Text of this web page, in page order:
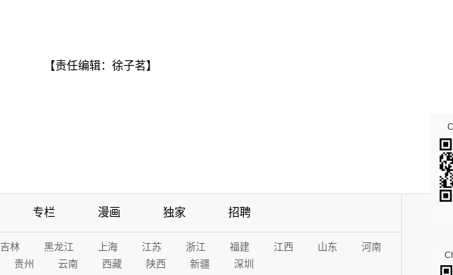
【责任编辑：徐子茗】
专栏 漫画 独家 招聘
吉林 黑龙江 上海 江苏 浙江 福建 江西 山东
河南
贵州 云南 西藏 陕西 新疆 深圳